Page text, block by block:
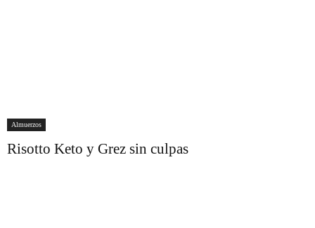
Almuerzos
Risotto Keto y Grez sin culpas